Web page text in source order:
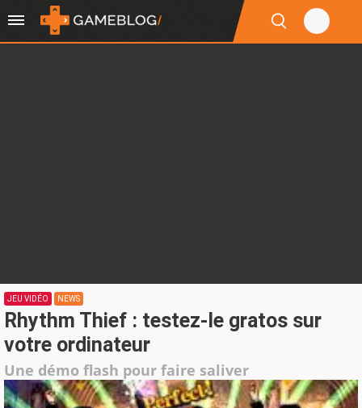
JEU VIDÉO NEWS
Rhythm Thief : testez-le gratos sur
votre ordinateur
Une démo flash pour faire saliver